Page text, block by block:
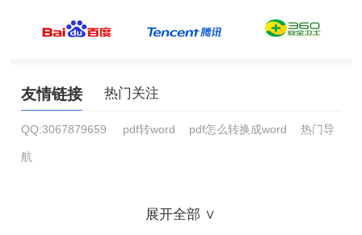
友情链接 热门关注
QQ:3067879659 pdf转word pdf怎么转换成word 热门导
航
展开全部 ∨